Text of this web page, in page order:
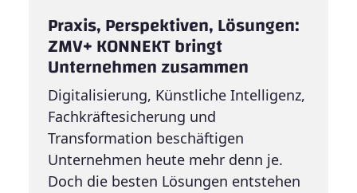
Praxis, Perspektiven, Lösungen:
ZMV+ KONNEKT bringt
Unternehmen zusammen
Digitalisierung, Künstliche Intelligenz,
Fachkräftesicherung und
Transformation beschäftigen
Unternehmen heute mehr denn je.
Doch die besten Lösungen entstehen